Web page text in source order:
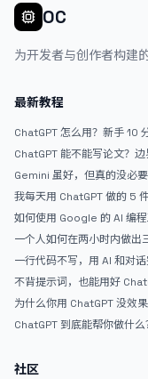
善，可能还要虫子要抓。弄
友想试试的么？</p>
OC
为开发者与创作者构建
最新教程
ChatGPT 怎么用？新手 10
ChatGPT 能不能写论文？边
Gemini 虽好，但真的没必要
弃 ChatGPT
我每天用 ChatGPT 做的 5
如何使用 Google 的 AI 编
AntiGravity：独立开发者的
武器
一个人如何在两小时内做出
APP？｜AntiGravity +
战完整记录
一行代码不写，用 AI 和对话
个完整网站：《图书天堂》
不背提示词，也能用好
一个万能提问模板
为什么你用 ChatGPT 没效果？
的人第一步就问错了
ChatGPT 到底能帮你做什
社区